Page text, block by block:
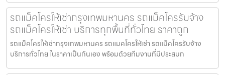
รถแม็คโครให้เช่ากรุงเทพมหานคร รถแม็คโครรับจ้าง
รถแม็คโครให้เช่า บริการทุกพื้นที่ทั่วไทย ราคาถูก
รถแม็คโครให้เช่ากรุงเทพมหานคร รถแมคโครให้เช่า รถแม็คโครรับจ้าง
บริการทั่วไทย ในราคาเป็นกันเอง พร้อมด้วยทีมงานที่มีประสบก